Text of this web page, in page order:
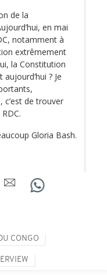
de la
en mai
notamment à
extrêmement
la Constitution
? Je
c’est de trouver
Gloria Bash.
CONGO